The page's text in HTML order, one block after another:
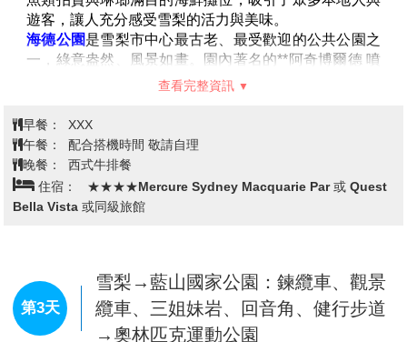
住宿：
機上
第2天
新加坡／雪梨│雪梨魚市場→海德公
→皇家植物園→岩石區→雪梨港灣大
橋
雪梨魚市場是全球最大的魚市場之一，也是南半球的海
魚類拍賣與琳瑯滿目的海鮮攤位，吸引了眾多本地人與
遊客，讓人充分感受雪梨的活力與美味。
海德公園
是雪梨市中心最古老、最受歡迎的公共公園之
一，綠意盎然、風景如畫。園內著名的**阿奇博爾德 噴